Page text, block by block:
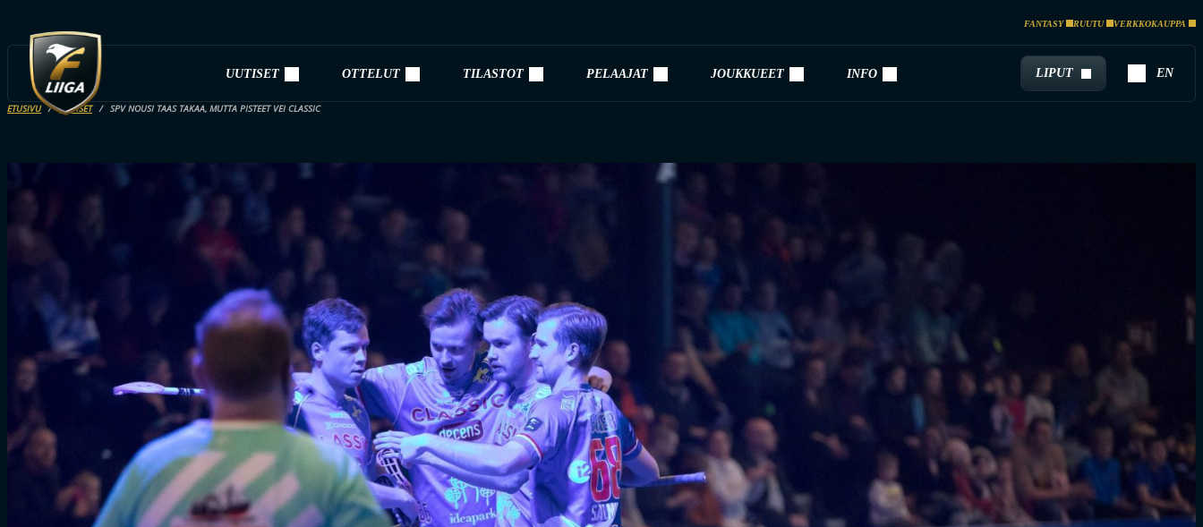
FANTASY RUUTU VERKKOKAUPPA
UUTISET OTTELUT TILASTOT PELAAJAT JOUKKUEET INFO LIPUT EN
ETUSIVU UUTISET SPV NOUSI TAAS TAKAA, MUTTA PISTEET VEI CLASSIC